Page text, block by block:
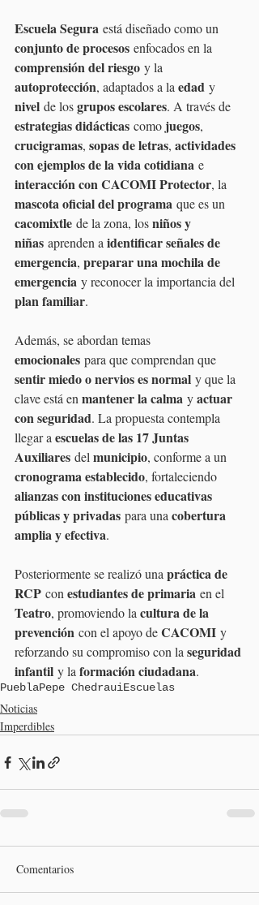
Escuela Segura está diseñado como un
conjunto de procesos enfocados en la
comprensión del riesgo y la
autoprotección, adaptados a la edad y
nivel de los grupos escolares. A través de
estrategias didácticas como juegos,
crucigramas, sopas de letras, actividades
con ejemplos de la vida cotidiana e
interacción con CACOMI Protector, la
mascota oficial del programa que es un
cacomixtle de la zona, los niños y
niñas aprenden a identificar señales de
emergencia, preparar una mochila de
emergencia y reconocer la importancia del
plan familiar.
Además, se abordan temas
emocionales para que comprendan que
sentir miedo o nervios es normal y que la
clave está en mantener la calma y actuar
con seguridad. La propuesta contempla
llegar a escuelas de las 17 Juntas
Auxiliares del municipio, conforme a un
cronograma establecido, fortaleciendo
alianzas con instituciones educativas
públicas y privadas para una cobertura
amplia y efectiva.
Posteriormente se realizó una práctica de
RCP con estudiantes de primaria en el
Teatro, promoviendo la cultura de la
prevención con el apoyo de CACOMI y
reforzando su compromiso con la seguridad
infantil y la formación ciudadana.
PueblaPepe ChedrauiEscuelas
Noticias
Imperdibles
Comentarios